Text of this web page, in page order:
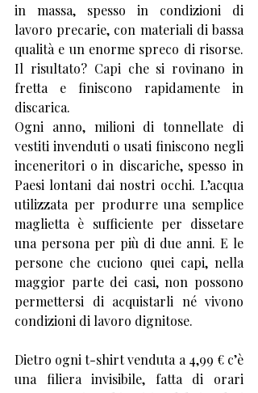
in massa, spesso in condizioni di
lavoro precarie, con materiali di bassa
qualità e un enorme spreco di risorse.
Il risultato? Capi che si rovinano in
fretta e finiscono rapidamente in
discarica.
Ogni anno, milioni di tonnellate di
vestiti invenduti o usati finiscono negli
inceneritori o in discariche, spesso in
Paesi lontani dai nostri occhi. L’acqua
utilizzata per produrre una semplice
maglietta è sufficiente per dissetare
una persona per più di due anni. E le
persone che cuciono quei capi, nella
maggior parte dei casi, non possono
permettersi di acquistarli né vivono
condizioni di lavoro dignitose.
Dietro ogni t-shirt venduta a 4,99 € c’è
una filiera invisibile, fatta di orari